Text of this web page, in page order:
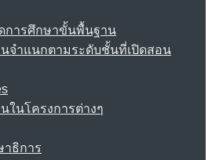
การศึกษาขั้นพื้นฐาน
นจำแนกตามระดับชั้นที่เปิดสอน
ในโครงการต่างๆ
าธิการ